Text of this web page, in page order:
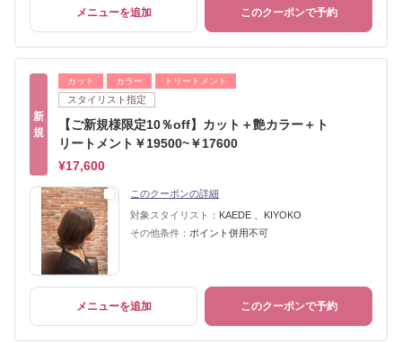
メニューを追加 このクーポンで予約
新
規
カット カラー トリートメント
スタイリスト指定
【ご新規様限定10％off】カット＋艶カラー＋ト
リートメント￥19500~￥17600
¥17,600
このクーポンの詳細
対象スタイリスト： KAEDE 、KIYOKO
その他条件： ポイント併用不可
メニューを追加 このクーポンで予約